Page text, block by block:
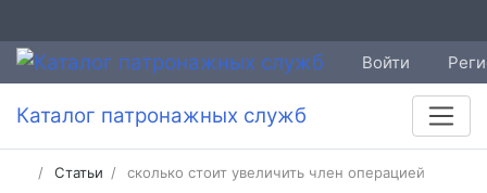
Войти
Каталог патронажных служб
Статьи сколько стоит увеличить член операцией